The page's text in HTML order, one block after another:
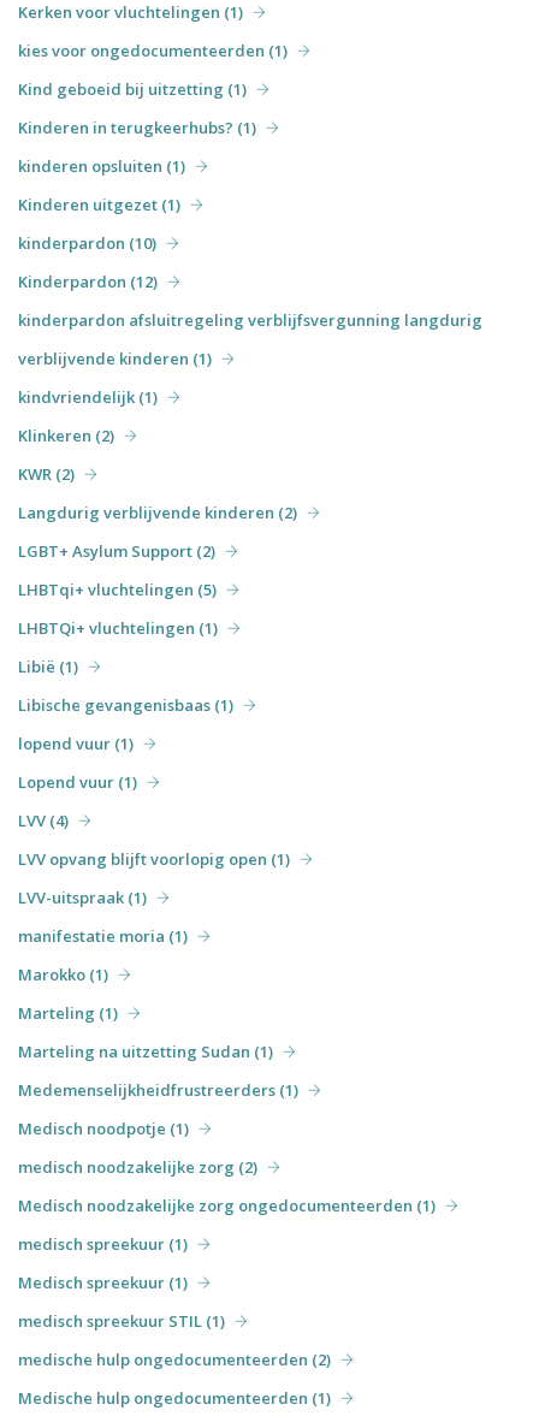
Kerken voor vluchtelingen (1)
kies voor ongedocumenteerden (1)
Kind geboeid bij uitzetting (1)
Kinderen in terugkeerhubs? (1)
kinderen opsluiten (1)
Kinderen uitgezet (1)
kinderpardon (10)
Kinderpardon (12)
kinderpardon afsluitregeling verblijfsvergunning langdurig
verblijvende kinderen (1)
kindvriendelijk (1)
Klinkeren (2)
KWR (2)
Langdurig verblijvende kinderen (2)
LGBT+ Asylum Support (2)
LHBTqi+ vluchtelingen (5)
LHBTQi+ vluchtelingen (1)
Libië (1)
Libische gevangenisbaas (1)
lopend vuur (1)
Lopend vuur (1)
LVV (4)
LVV opvang blijft voorlopig open (1)
LVV-uitspraak (1)
manifestatie moria (1)
Marokko (1)
Marteling (1)
Marteling na uitzetting Sudan (1)
Medemenselijkheidfrustreerders (1)
Medisch noodpotje (1)
medisch noodzakelijke zorg (2)
Medisch noodzakelijke zorg ongedocumenteerden (1)
medisch spreekuur (1)
Medisch spreekuur (1)
medisch spreekuur STIL (1)
medische hulp ongedocumenteerden (2)
Medische hulp ongedocumenteerden (1)